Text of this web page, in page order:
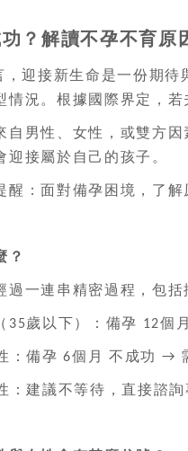
？解讀不孕不育原
，迎接新生命是一份期
情況。根據國際界定，
性、女性，或雙方因
接屬於自己的孩子。
面對備孕困境，了解
？
連串精密過程，包括
35歲以下）：備孕 12個月
：備孕6個月 不成功 →
：建議不等待，直接諮詢